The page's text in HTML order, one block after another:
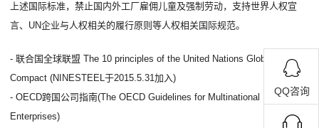
上述国际标准，禁止国内外工厂雇佣儿童及强制劳动，支持世界人权宣
言、UN企业与人权相关的履行原则等人权相关国际规范。
- 联合国全球联盟 The 10 principles of the United Nations Global
Compact (NINESTEEL于2015.5.31加入)
- OECD跨国公司指南(The OECD Guidelines for Multinational
Enterprises)
QQ咨询